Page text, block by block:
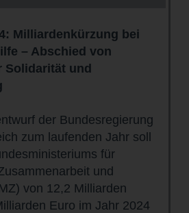
Milliardenkürzung bei
– Abschied von
Solidarität und
der Bundesregierung
zum laufenden Jahr soll
für
und
von 12,2 Milliarden
Euro im Jahr 2024